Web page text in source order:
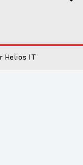
Helios IT